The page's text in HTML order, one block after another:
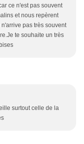
ce n'est pas souvent
et nous repèrent
pas très souvent
te souhaite un très
surtout celle de la